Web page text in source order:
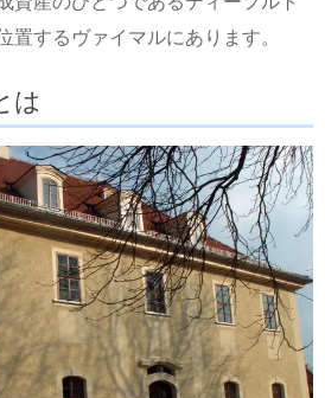
置するヴァイマルにあります。
は